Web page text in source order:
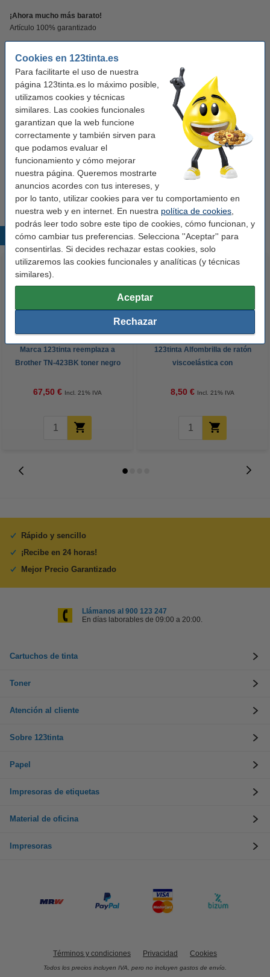
Cookies en 123tinta.es
Para facilitarte el uso de nuestra
página 123tinta.es lo máximo posible,
utilizamos cookies y técnicas
similares. Las cookies funcionales
garantizan que la web funcione
correctamente y también sirven para
que podamos evaluar el
funcionamiento y cómo mejorar
nuestra página. Queremos mostrarte
anuncios acordes con tus intereses, y
por lo tanto, utilizar cookies para ver tu comportamiento en
nuestra web y en internet. En nuestra política de cookies
podrás leer todo sobre este tipo de cookies, cómo funcionan, y
cómo cambiar tus preferencias. Selecciona ''Aceptar'' para
consentirlas. Si decides rechazar estas cookies, solo
utilizaremos las cookies funcionales y analíticas (y técnicas
similares).
Aceptar
Rechazar
¡Ahora mucho más barato!
Artículo 100% garantizado
Características
Color: negro (1x) y color (3x)
Capacidad: ± 20.750 páginas
Añade el color negro
Marca 123tinta reemplaza a Brother TN-423BK
toner negro XL
67,50 €
Productos destacados
Marca 123tinta reemplaza a
Brother TN-423BK toner negro
67,50 € Incl. 21% IVA
123tinta Alfombrilla de ratón
viscoelástica con
8,50 € Incl. 21% IVA
Rápido y sencillo
¡Recibe en 24 horas!
Mejor Precio Garantizado
Llámanos al 900 123 247
En días laborables de 09:00 a 20:00.
Cartuchos de tinta
Toner
Atención al cliente
Sobre 123tinta
Papel
Impresoras de etiquetas
Material de oficina
Impresoras
Términos y condiciones Privacidad Cookies
Todos los precios incluyen IVA, pero no incluyen gastos de envío.